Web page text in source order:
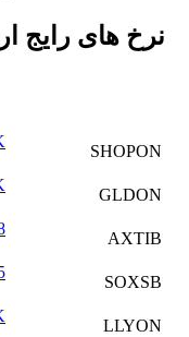
نرخ های رایج
SHOPON
GLDON
AXTIB
SOXSB
LLYON